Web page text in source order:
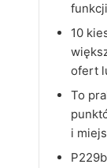
10
ofert
To
i